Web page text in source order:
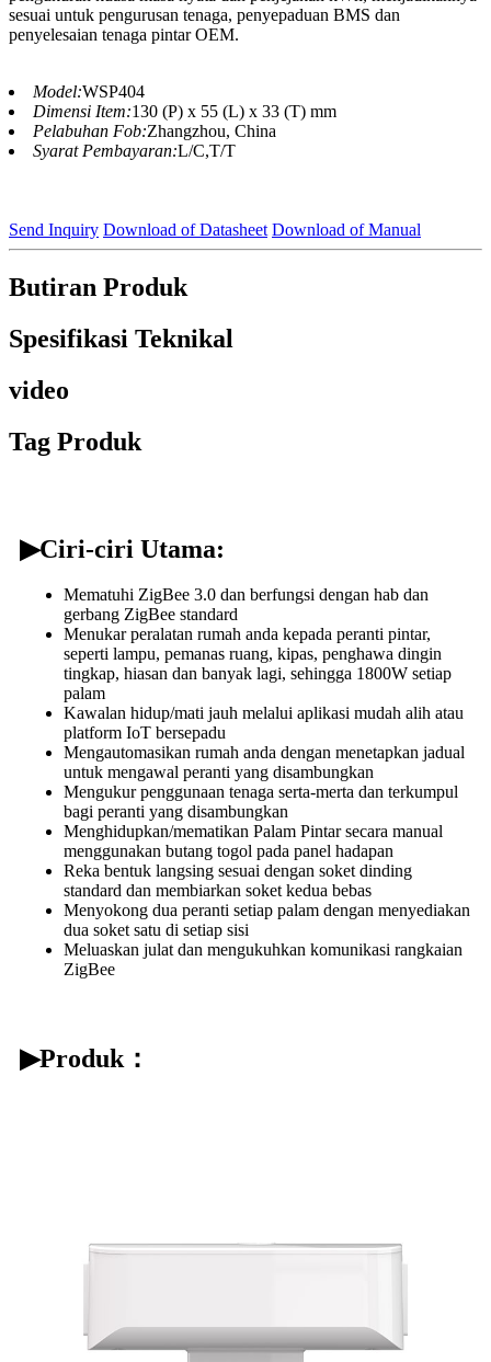
sesuai untuk pengurusan tenaga, penyepaduan BMS dan
penyelesaian tenaga pintar OEM.
Model:WSP404
Dimensi Item:130 (P) x 55 (L) x 33 (T) mm
Pelabuhan Fob:Zhangzhou, China
Syarat Pembayaran:L/C,T/T
Send Inquiry Download of Datasheet Download of Manual
Butiran Produk
Spesifikasi Teknikal
video
Tag Produk
▶Ciri-ciri Utama:
Mematuhi ZigBee 3.0 dan berfungsi dengan hab dan
gerbang ZigBee standard
Menukar peralatan rumah anda kepada peranti pintar,
seperti lampu, pemanas ruang, kipas, penghawa dingin
tingkap, hiasan dan banyak lagi, sehingga 1800W setiap
palam
Kawalan hidup/mati jauh melalui aplikasi mudah alih atau
platform IoT bersepadu
Mengautomasikan rumah anda dengan menetapkan jadual
untuk mengawal peranti yang disambungkan
Mengukur penggunaan tenaga serta-merta dan terkumpul
bagi peranti yang disambungkan
Menghidupkan/mematikan Palam Pintar secara manual
menggunakan butang togol pada panel hadapan
Reka bentuk langsing sesuai dengan soket dinding
standard dan membiarkan soket kedua bebas
Menyokong dua peranti setiap palam dengan menyediakan
dua soket satu di setiap sisi
Meluaskan julat dan mengukuhkan komunikasi rangkaian
ZigBee
▶Produk：